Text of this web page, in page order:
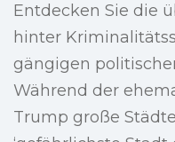
Entdecken Sie die
hinter
gängigen
Während der
Trump große